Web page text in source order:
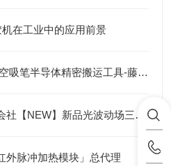
在工业中的应用前景
日本福乐（FLUORO）真空吸笔半导体精密搬运工具-藤田光学
日本otsuka大塚电子株式会社【NEW】新品光波动场三次元显微镜MINUK
外脉冲加热模块」总代理